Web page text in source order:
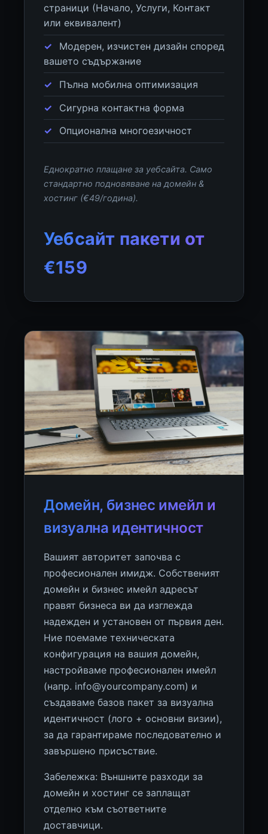
страници (Начало, Услуги, Контакт
или еквивалент)
Модерен, изчистен дизайн според
вашето съдържание
Пълна мобилна оптимизация
Сигурна контактна форма
Опционална многоезичност
Еднократно плащане за уебсайта. Само
стандартно подновяване на домейн &
хостинг (€49/година).
Уебсайт пакети от
€159
Домейн, бизнес имейл и
визуална идентичност
Вашият авторитет започва с
професионален имидж. Собственият
домейн и бизнес имейл адресът
правят бизнеса ви да изглежда
надежден и установен от първия ден.
Ние поемаме техническата
конфигурация на вашия домейн,
настройваме професионален имейл
(напр. info@yourcompany.com) и
създаваме базов пакет за визуална
идентичност (лого + основни визии),
за да гарантираме последователно и
завършено присъствие.
Забележка: Външните разходи за
домейн и хостинг се заплащат
отделно към съответните
доставчици.